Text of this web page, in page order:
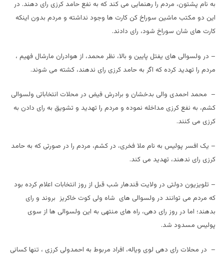
به نام پشتون، مردم را رهنمایی می کند که به نفع حامد کرزی رای دهند. در
این دو مکتب ماشین سوراخ کن کارت ها وجود نداشته و مردم بدون اینکه
کارت های شان سوراخ شود، رای دادند.
– در ولسوالی های یفتل پایین و بالا، نظر محمد، از هوادران مارشال فهیم ،
مردم را تهدید کرده که اگر به حامد کرزی رای ندهند، کشته می شوند.
– محمد احمدی والی بدخشان و برادرش فیض در محلات انتخاباتی ولسوالی
کشم، به نفع کرزی مداخله نموده و مردم را تهدید و تشویق به رای دادن به
کرزی می کنند.
– یک افسر پولیس به نام ملا فخری، در کشم، مردم را در صورتی که به حامد
کرزی رای ندهند، تهدید می کند.
– تلویزیون دولتی در ولایت قندهار شب قبل از روز انتخابات اعلام کرده بود
که مردم می توانند در ولسوالی های شاه ولی کوت خاکریز بروند و رای
بدهند؛ اما در روز رای دهی، راه های منتهی به این ولسوالی ها از سوی
پولیس مسدود شد.
– در محلات رای دهی لوی ویاله، افراد مربوط به احمدولی کرزی ، تنها کسانی